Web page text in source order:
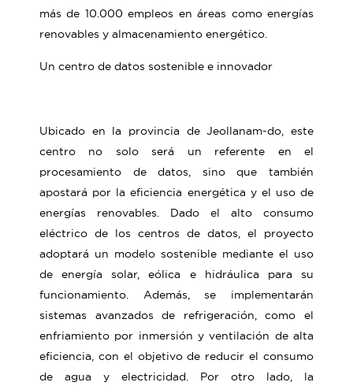
más de 10.000 empleos en áreas como energías
renovables y almacenamiento energético.
Un centro de datos sostenible e innovador
Ubicado en la provincia de Jeollanam-do, este
centro no solo será un referente en el
procesamiento de datos, sino que también
apostará por la eficiencia energética y el uso de
energías renovables. Dado el alto consumo
eléctrico de los centros de datos, el proyecto
adoptará un modelo sostenible mediante el uso
de energía solar, eólica e hidráulica para su
funcionamiento. Además, se implementarán
sistemas avanzados de refrigeración, como el
enfriamiento por inmersión y ventilación de alta
eficiencia, con el objetivo de reducir el consumo
de agua y electricidad. Por otro lado, la